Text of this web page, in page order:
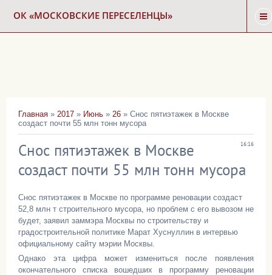
ОК «МОСКОВСКИЕ ПЕРЕСЕЛЕНЦЫ»
КАРТА СНОСА
ФОРУМ
КОНТАКТЫ
Главная » 2017 » Июнь » 26 » Cнос пятиэтажек в Москве
создаст почти 55 млн тонн мусора
16:16
Cнос пятиэтажек в Москве
создаст почти 55 млн тонн мусора
Снос пятиэтажек в Москве по программе реновации создаст
52,8 млн т строительного мусора, но проблем с его вывозом не
будет, заявил заммэра Москвы по строительству и
градостроительной политике Марат Хуснуллин в интервью
официальному сайту мэрии Москвы.
Однако эта цифра может измениться после появления
окончательного списка вошедших в программу реновации